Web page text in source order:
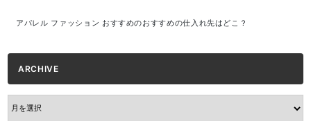
アパレル ファッション おすすめのおすすめの仕入れ先はどこ？
ARCHIVE
ARCHIVE